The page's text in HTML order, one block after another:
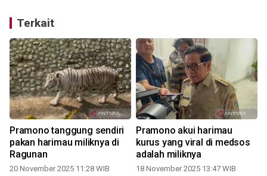
Terkait
Pramono tanggung sendiri
pakan harimau miliknya di
Ragunan
20 November 2025 11:28 WIB
Pramono akui harimau
kurus yang viral di medsos
adalah miliknya
18 November 2025 13:47 WIB